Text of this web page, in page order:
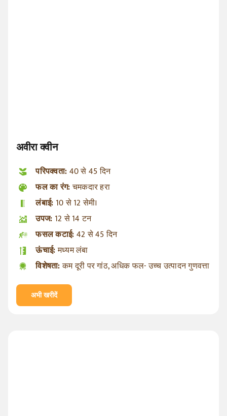
अवीरा क्वीन
परिपक्वता:40 से 45 दिन
फल का रंग:चमकदार हरा
लंबाई: 10 से 12 सेमी।
उपज: 12 से 14 टन
फसल कटाई:42 से 45 दिन
ऊंचाई:मध्यम लंबा
विशेषता:कम दूरी पर गांठ, अधिक फल- उच्च उत्पादन गुणवत्ता
अभी खरीदें